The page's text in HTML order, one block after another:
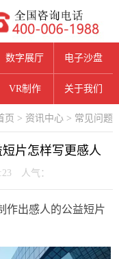
数字展厅 电子沙盘
VR制作 关于我们
页 > 资讯中心 > 常见问题
片怎样写更感人
人气：
作出感人的公益短片